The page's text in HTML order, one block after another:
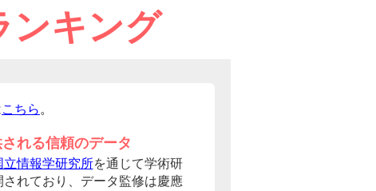
ンキング
こちら 。
れる信頼のデータ
立情報学研究所を通じて学術研
れており、データ監修は慶應